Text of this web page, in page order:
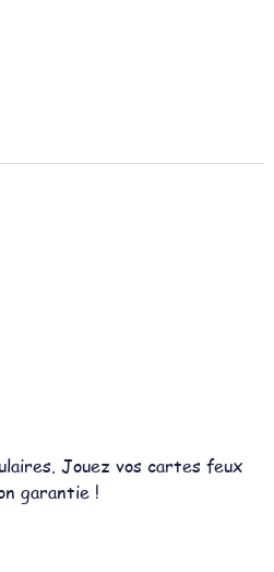
Jouez vos cartes feux
garantie !